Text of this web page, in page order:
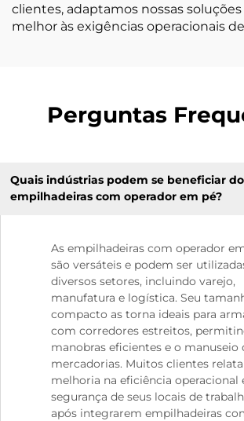
clientes, adaptamos nossas
melhor às exigências operacionais
Perguntas
Quais indústrias podem se beneficiar
empilhadeiras com operador em pé?
As empilhadeiras com operador
são versáteis e podem ser
diversos setores, incluindo varejo,
manufatura e logística. Seu
compacto as torna ideais para
com corredores estreitos,
manobras eficientes e o manuseio
mercadorias. Muitos clientes
melhoria na eficiência operacional
segurança de seus locais de
após integrarem empilhadeiras